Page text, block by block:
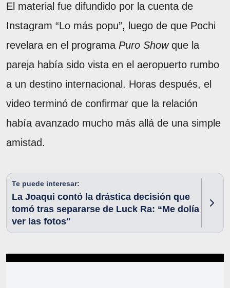
El material fue difundido por la cuenta de
Instagram “Lo más popu”, luego de que Pochi
revelara en el programa Puro Showque la
pareja había sido vista en el aeropuerto rumbo
a un destino internacional. Horas después, el
video terminó de confirmar que la relación
había avanzado mucho más allá de una simple
amistad.
Te puede interesar:
La Joaqui contó la drástica decisión que
tomó tras separarse de Luck Ra: “Me dolía
ver las fotos"